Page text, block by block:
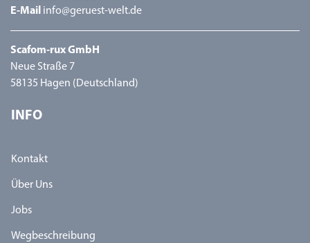
E-Mail info@geruest-welt.de
Scafom-rux GmbH
Neue Straße 7
58135 Hagen (Deutschland)
INFO
Kontakt
Über Uns
Jobs
Wegbeschreibung